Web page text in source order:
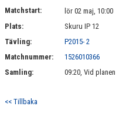
Matchstart:
lör 02 maj, 10:00
Plats:
Skuru IP 12
Tävling:
P2015- 2
Matchnummer:
1526010366
Samling:
09:20, Vid planen
<< Tillbaka